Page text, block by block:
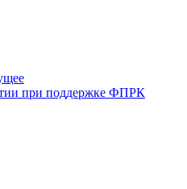
при поддержке ФПРК